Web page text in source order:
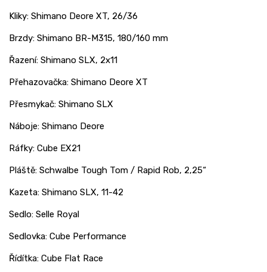
Kliky: Shimano Deore XT, 26/36
Brzdy: Shimano BR-M315, 180/160 mm
Řazení: Shimano SLX, 2x11
Přehazovačka: Shimano Deore XT
Přesmykač: Shimano SLX
Náboje: Shimano Deore
Ráfky: Cube EX21
Pláště: Schwalbe Tough Tom / Rapid Rob, 2,25“
Kazeta: Shimano SLX, 11-42
Sedlo: Selle Royal
Sedlovka: Cube Performance
Řídítka: Cube Flat Race